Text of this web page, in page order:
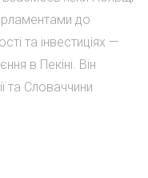
до
та інвестиціях —
в Пекіні. Він
та Словаччини